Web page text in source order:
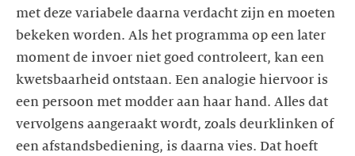
met deze variabele daarna verdacht zijn en moeten
bekeken worden. Als het programma op een later
moment de invoer niet goed controleert, kan een
kwetsbaarheid ontstaan. Een analogie hiervoor is
een persoon met modder aan haar hand. Alles dat
vervolgens aangeraakt wordt, zoals deurklinken of
een afstandsbediening, is daarna vies. Dat hoeft